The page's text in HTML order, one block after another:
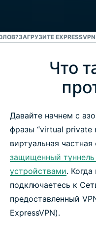
ЗАГРУЗИТЕ
Что такое VPN-
Какие бывают типы
Загрузите
Какой VPN-
Подробнее про
Что
Давайте начнем с
фразы “virtual private
виртуальная
защищенный
устройствами.
подключаетесь к
предоставленный
ExpressVPN).